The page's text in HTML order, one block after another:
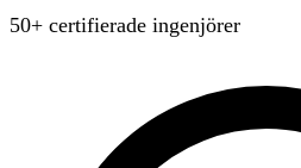
50+ certifierade ingenjörer